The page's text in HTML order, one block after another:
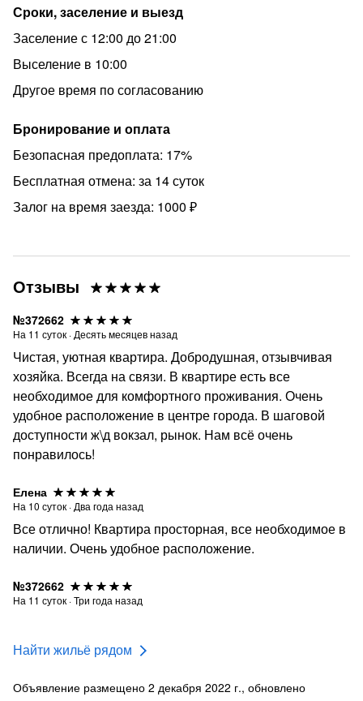
Сроки, заселение и выезд
Заселение с 12:00 до 21:00
Выселение в 10:00
Другое время по согласованию
Бронирование и оплата
Безопасная предоплата: 17%
Бесплатная отмена: за 14 суток
Залог на время заезда: 1000 ₽
Отзывы
№372662
На 11 суток · Десять месяцев назад
Чистая, уютная квартира. Добродушная, отзывчивая
хозяйка. Всегда на связи. В квартире есть все
необходимое для комфортного проживания. Очень
удобное расположение в центре города. В шаговой
доступности ж\д вокзал, рынок. Нам всё очень
понравилось!
Елена
На 10 суток · Два года назад
Все отлично! Квартира просторная, все необходимое в
наличии. Очень удобное расположение.
№372662
На 11 суток ·Три года назад
Найти жильё рядом
Объявление размещено 2 декабря 2022 г., обновлено